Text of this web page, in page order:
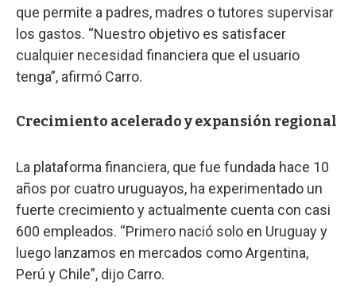
que permite a padres, madres o tutores supervisar
los gastos. “Nuestro objetivo es satisfacer
cualquier necesidad financiera que el usuario
tenga”, afirmó Carro.
Crecimiento acelerado y expansión regional
La plataforma financiera, que fue fundada hace 10
años por cuatro uruguayos, ha experimentado un
fuerte crecimiento y actualmente cuenta con casi
600 empleados. “Primero nació solo en Uruguay y
luego lanzamos en mercados como Argentina,
Perú y Chile”, dijo Carro.